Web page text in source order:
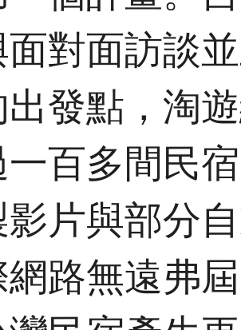
對面訪談
發點，淘
一百多間民
影片與部分
路無遠弗